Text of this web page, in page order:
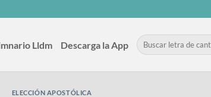
Lldm Descarga la App
ELECCIÓN APOSTÓLICA